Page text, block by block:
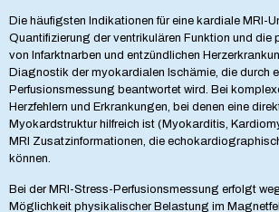
Die häufigsten Indikationen für eine kardiale MRI-
Quantifizierung der ventrikulären Funktion und die
von Infarktnarben und entzündlichen
Diagnostik der myokardialen Ischämie, die durch
Perfusionsmessung beantwortet wird. Bei
Herzfehlern und Erkrankungen, bei denen eine
Myokardstruktur hilfreich ist (Myokarditis,
MRI Zusatzinformationen, die
können.
Bei der MRI-Stress-Perfusionsmessung erfolgt
Möglichkeit physikalischer Belastung im